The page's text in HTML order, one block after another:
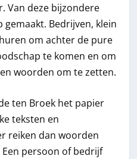
Van deze bijzondere
Bedrijven, klein
om achter de pure
te komen en om
woorden om te zetten.
ten Broek het papier
teksten en
reiken dan woorden
persoon of bedrijf